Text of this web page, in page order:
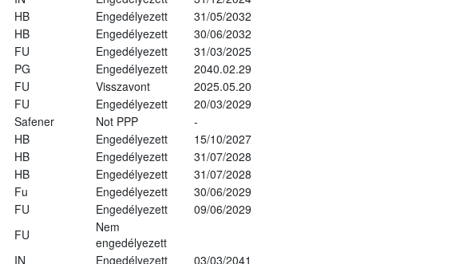
HB Engedélyezett
31/05/2032
HB Engedélyezett
30/06/2032
FU Engedélyezett
31/03/2025
PG Engedélyezett
2040.02.29
FU Visszavont
2025.05.20
FU Engedélyezett
20/03/2029
Safener Not PPP
-
HB Engedélyezett
15/10/2027
HB Engedélyezett
31/07/2028
HB Engedélyezett
31/07/2028
Fu Engedélyezett
30/06/2029
FU Engedélyezett
09/06/2029
FU
Nem
engedélyezett
IN Engedélyezett
03/03/2041